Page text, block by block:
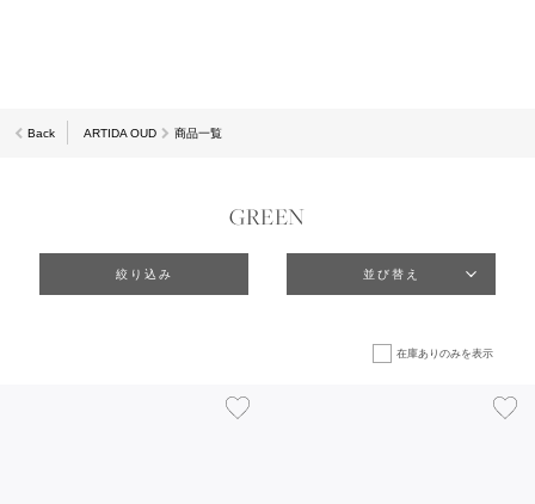
Back ARTIDA OUD 商品一覧
GREEN
絞り込み 並び替え
在庫ありのみを表示